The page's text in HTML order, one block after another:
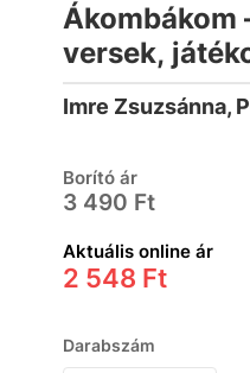
Ákombákom
versek,
Imre Zsuzsánna,
Borító ár
3 490 Ft
Aktuális online ár
2 548 Ft
Darabszám